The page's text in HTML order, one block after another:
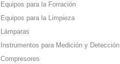
Equipos para la Forración
Equipos para la Limpieza
Lámparas
Instrumentos para Medición y Detección
Compresores